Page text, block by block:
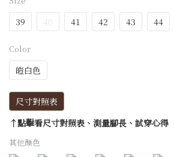
39 40 41 42 43 44
Color
皚白色
尺寸對照表
↑點擊看尺寸對照表、測量腳長、試穿心得
其他顏色